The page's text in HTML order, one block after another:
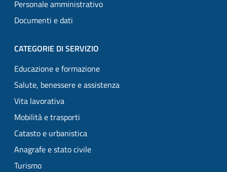
Personale amministrativo
Documenti e dati
CATEGORIE DI SERVIZIO
Educazione e formazione
Salute, benessere e assistenza
Vita lavorativa
Mobilità e trasporti
Catasto e urbanistica
Anagrafe e stato civile
Turismo